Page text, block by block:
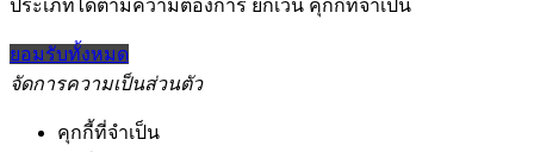
ประเภทได้ตามความต้องการ ยกเว้น คุกกี้ที่จำเป็น
ยอมรับทั้งหมด
จัดการความเป็นส่วนตัว
คุกกี้ที่จำเป็น